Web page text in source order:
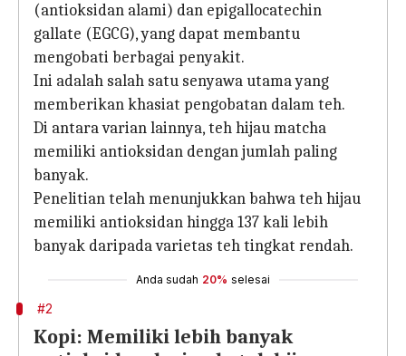
(antioksidan alami) dan epigallocatechin
gallate (EGCG), yang dapat membantu
mengobati berbagai penyakit.
Ini adalah salah satu senyawa utama yang
memberikan khasiat pengobatan dalam teh.
Di antara varian lainnya, teh hijau matcha
memiliki antioksidan dengan jumlah paling
banyak.
Penelitian telah menunjukkan bahwa teh hijau
memiliki antioksidan hingga 137 kali lebih
banyak daripada varietas teh tingkat rendah.
Anda sudah 20% selesai
#2
Kopi: Memiliki lebih banyak